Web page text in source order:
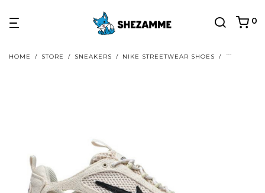
0
HOME / STORE / SNEAKERS / NIKE STREETWEAR SHOES / NIKE AIR